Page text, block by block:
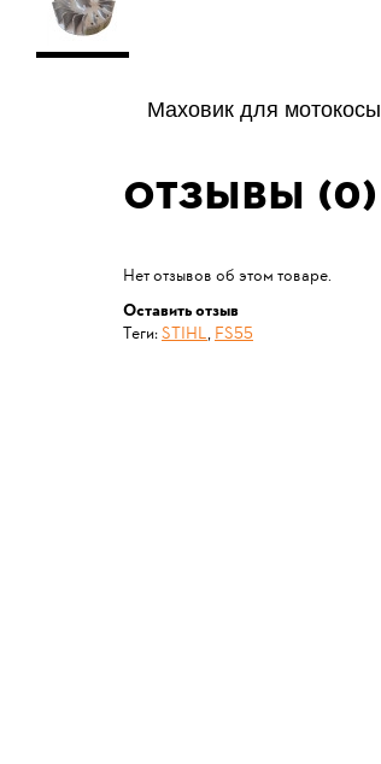
Маховик для мотокосы
Отзывы (0)
Нет отзывов об этом товаре.
Оставить отзыв
Теги:STIHL,FS55